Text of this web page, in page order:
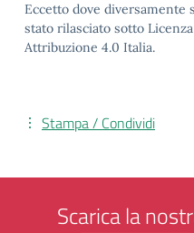
Eccetto dove diversamente
stato rilasciato sotto
Attribuzione 4.0 Italia.
Stampa / Condividi
Scarica la